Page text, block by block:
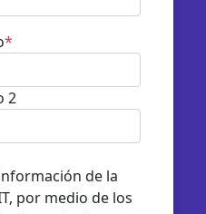
*
2
de la
por medio de los